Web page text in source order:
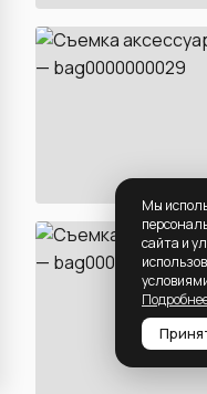
Мы
сайта и